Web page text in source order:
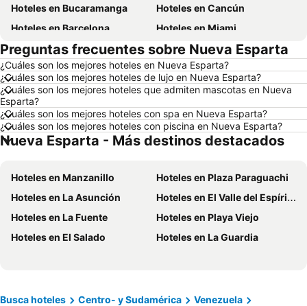
Hoteles en Bucaramanga
Hoteles en Cancún
Hoteles en Barcelona
Hoteles en Miami
Hoteles en Melgar
Hoteles en París
Hoteles en Ciudad de México
Hoteles en Villavicencio
Hoteles en Roma
Hoteles en Orlando
Hoteles en Villeta
Hoteles en Girardot
Hoteles en Pereira
Hoteles en San Andrés, Providencia and Santa Catalina
Hoteles en República Dominicana
Hoteles en Madrid
Hoteles en Isla Margarita
Preguntas frecuentes sobre Nueva Esparta
¿Cuáles son los mejores hoteles en Nueva Esparta?
¿Cuáles son los mejores hoteles de lujo en Nueva Esparta?
¿Cuáles son los mejores hoteles que admiten mascotas en Nueva
Esparta?
¿Cuáles son los mejores hoteles con spa en Nueva Esparta?
¿Cuáles son los mejores hoteles con piscina en Nueva Esparta?
Nueva Esparta - Más destinos destacados
Hoteles en Manzanillo
Hoteles en Plaza Paraguachi
Hoteles en La Asunción
Hoteles en El Valle del Espíritu Santo
Hoteles en La Fuente
Hoteles en Playa Viejo
Hoteles en El Salado
Hoteles en La Guardia
Busca hoteles Centro- y Sudamérica
Venezuela